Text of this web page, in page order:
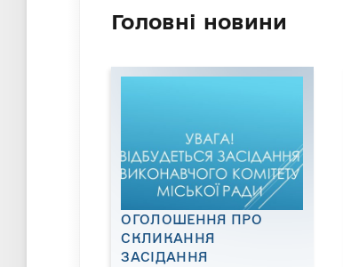
Головні новини
ОГОЛОШЕННЯ ПРО
СКЛИКАННЯ
ЗАСІДАННЯ